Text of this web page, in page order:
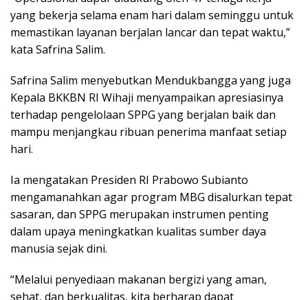
yang bekerja selama enam hari dalam seminggu untuk
memastikan layanan berjalan lancar dan tepat waktu,”
kata Safrina Salim.
Safrina Salim menyebutkan Mendukbangga yang juga
Kepala BKKBN RI Wihaji menyampaikan apresiasinya
terhadap pengelolaan SPPG yang berjalan baik dan
mampu menjangkau ribuan penerima manfaat setiap
hari.
Ia mengatakan Presiden RI Prabowo Subianto
mengamanahkan agar program MBG disalurkan tepat
sasaran, dan SPPG merupakan instrumen penting
dalam upaya meningkatkan kualitas sumber daya
manusia sejak dini.
“Melalui penyediaan makanan bergizi yang aman,
sehat, dan berkualitas, kita berharap dapat